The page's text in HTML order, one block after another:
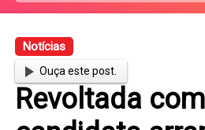
Notícias
Ouça este post.
Revoltada